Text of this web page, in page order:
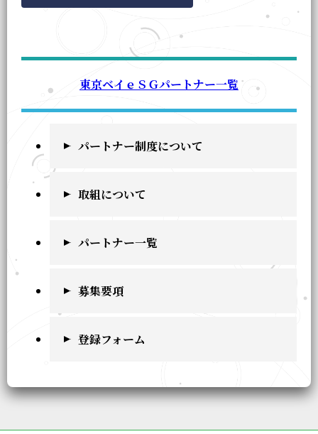
東京ベイｅＳＧパートナー一覧
パートナー制度について
取組について
パートナー一覧
募集要項
登録フォーム